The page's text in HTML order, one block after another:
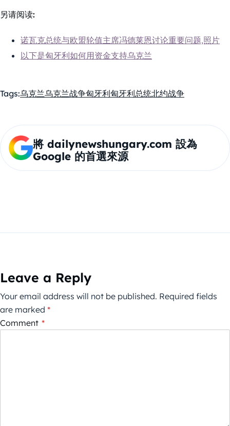
另请阅读:
诺瓦克总统与欧盟轮值主席冯德莱恩讨论重要问题,照片
以下是匈牙利如何用资金支持乌克兰
Tags:乌克兰乌克兰战争匈牙利匈牙利总统北约战争
將 dailynewshungary.com 設為
Google 的首選來源
Leave a Reply
Your email address will not be published. Required fields
are marked *
Comment *